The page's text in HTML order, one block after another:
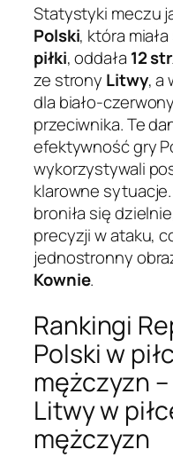
Statystyki meczu
Polski, która miała
piłki, oddała 12
ze strony Litwy, a
dla biało-
przeciwnika. Te
efektywność gry
wykorzystywali
klarowne sytuacje.
broniła się
precyzji w ataku,
jednostronny
Kownie.
Rankingi
Polski w
mężczyzn
Litwy w
mężczyzn